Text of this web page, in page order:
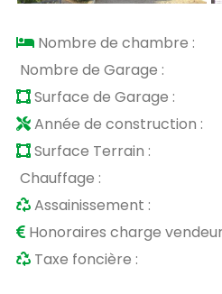
Nombre de chambre :
Nombre de Garage :
Surface de Garage :
Année de construction :
Surface Terrain :
Chauffage :
Assainissement :
Honoraires charge
Taxe foncière :